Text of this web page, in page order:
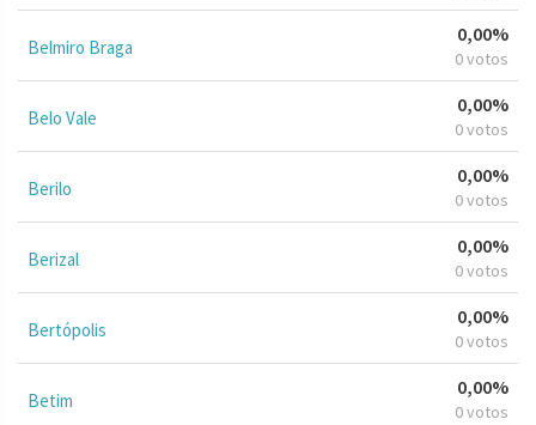
Belmiro Braga
0,00%
0 votos
Belo Vale
0,00%
0 votos
Berilo
0,00%
0 votos
Berizal
0,00%
0 votos
Bertópolis
0,00%
0 votos
Betim
0,00%
0 votos